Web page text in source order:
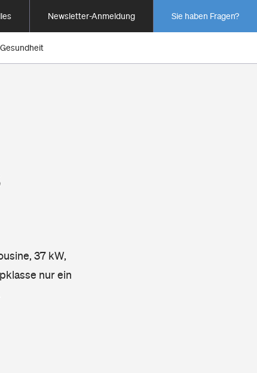
Newsletter-Anmeldung Sie haben Fragen?
Gesundheit
37 kW,
nur ein